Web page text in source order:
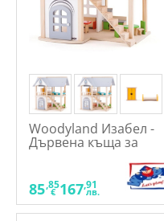
Woodyland Изабел -
Дървена къща за
кукли, с
85,85
€ 167,91
лв.